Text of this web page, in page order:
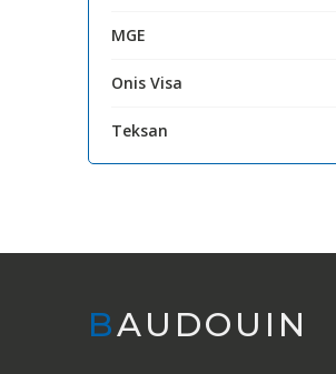
MGE
Onis Visa
Teksan
BAUDOUIN